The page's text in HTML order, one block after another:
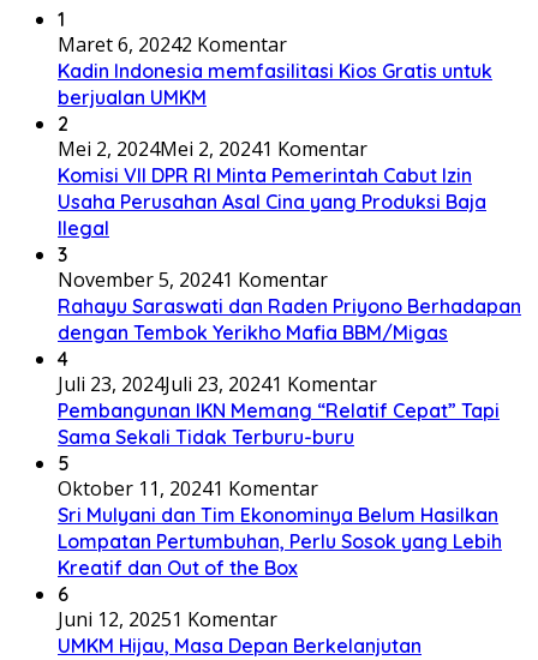
1
Maret 6, 20242 Komentar
Kadin Indonesia memfasilitasi Kios Gratis untuk
berjualan UMKM
2
Mei 2, 2024Mei 2, 20241 Komentar
Komisi VII DPR RI Minta Pemerintah Cabut Izin
Usaha Perusahan Asal Cina yang Produksi Baja
Ilegal
3
November 5, 20241 Komentar
Rahayu Saraswati dan Raden Priyono Berhadapan
dengan Tembok Yerikho Mafia BBM/Migas
4
Juli 23, 2024Juli 23, 20241 Komentar
Pembangunan IKN Memang “Relatif Cepat” Tapi
Sama Sekali Tidak Terburu-buru
5
Oktober 11, 20241 Komentar
Sri Mulyani dan Tim Ekonominya Belum Hasilkan
Lompatan Pertumbuhan, Perlu Sosok yang Lebih
Kreatif dan Out of the Box
6
Juni 12, 20251 Komentar
UMKM Hijau, Masa Depan Berkelanjutan